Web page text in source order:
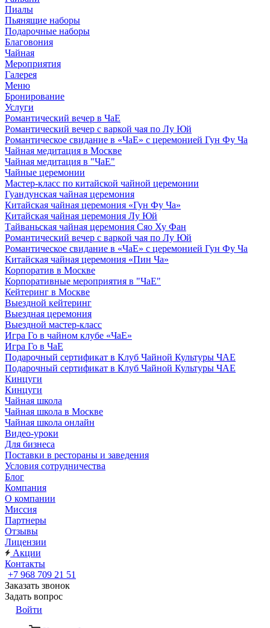
Пиалы
Пьянящие наборы
Подарочные наборы
Благовония
Чайная
Мероприятия
Галерея
Меню
Бронирование
Услуги
Романтический вечер в ЧаЕ
Романтический вечер с варкой чая по Лу Юй
Романтическое свидание в «ЧаЕ» с церемонией Гун Фу Ча
Чайная медитация в Москве
Чайная медитация в "ЧаЕ"
Чайные церемонии
Мастер-класс по китайской чайной церемонии
Гуандунская чайная церемония
Китайская чайная церемония «Гун Фу Ча»
Китайская чайная церемония Лу Юй
Тайваньская чайная церемония Сяо Ху Фан
Романтический вечер с варкой чая по Лу Юй
Романтическое свидание в «ЧаЕ» с церемонией Гун Фу Ча
Китайская чайная церемония «Пин Ча»
Корпоратив в Москве
Корпоративные мероприятия в "ЧаЕ"
Кейтеринг в Москве
Выездной кейтеринг
Выездная церемония
Выездной мастер-класс
Игра Го в чайном клубе «ЧаЕ»
Игра Го в ЧаЕ
Подарочный сертификат в Клуб Чайной Культуры ЧАЕ
Подарочный сертификат в Клуб Чайной Культуры ЧАЕ
Кинцуги
Кинцуги
Чайная школа
Чайная школа в Москве
Чайная школа онлайн
Видео-уроки
Для бизнеса
Поставки в рестораны и заведения
Условия сотрудничества
Блог
Компания
О компании
Миссия
Партнеры
Отзывы
Лицензии
Акции
Контакты
+7 968 709 21 51
Заказать звонок
Задать вопрос
Войти